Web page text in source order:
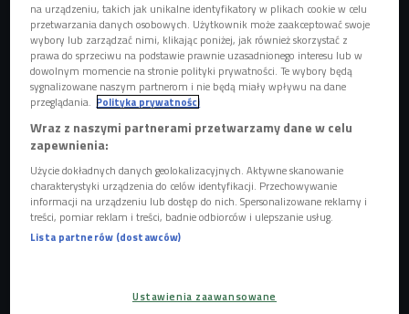
- Pełen proces trawienia mięsa trwa od 4 do maksymalnie 8
godzin w zależności od tempa pasażu jelitowego i
czynników osobniczych - mówi dietetyk Tadeusz Sowiński.
- W długości trawienia ma znaczenie to, po jakie mięso
sięgamy i jaka jest wielkość porcji.
POSŁUCHAJ
03:44
Dietetyk Tadeusz Sowiński opowiada o procesach
trawiennych mięsa (Stacja Nauka/Czwórka)
na urządzeniu, takich jak unikalne identyfikatory w plikach cookie w celu
przetwarzania danych osobowych. Użytkownik może zaakceptować swoje
wybory lub zarządzać nimi, klikając poniżej, jak również skorzystać z
prawa do sprzeciwu na podstawie prawnie uzasadnionego interesu lub w
dowolnym momencie na stronie polityki prywatności. Te wybory będą
sygnalizowane naszym partnerom i nie będą miały wpływu na dane
przeglądania. Polityka prywatności
Wraz z naszymi partnerami przetwarzamy dane w celu
zapewnienia:
Użycie dokładnych danych geolokalizacyjnych. Aktywne skanowanie
charakterystyki urządzenia do celów identyfikacji. Przechowywanie
informacji na urządzeniu lub dostęp do nich. Spersonalizowane reklamy i
treści, pomiar reklam i treści, badnie odbiorców i ulepszanie usług.
Lista partnerów (dostawców)
Ustawienia zaawansowane